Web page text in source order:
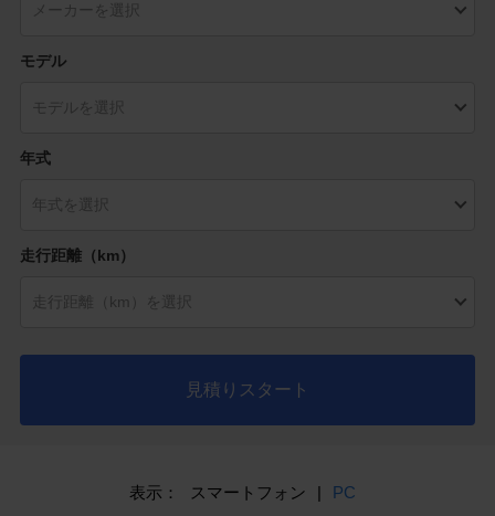
モデル
年式
走行距離（km）
見積りスタート
表示： スマートフォン | PC